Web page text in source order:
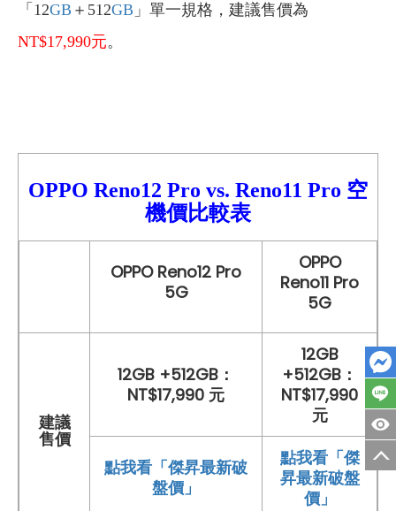
「 12GB ＋512GB 」單一規格，建議售價為
NT$17,990元。
OPPO Reno12 Pro vs. Reno11 Pro 空
機價比較表
OPPO Reno12 Pro
5G
OPPO
Reno11 Pro
5G
建議
售價
12GB +512GB：
NT$17,990 元
12GB
+512GB：
NT$17,990
元
點我看「傑昇最新破
盤價」
點我看「傑
昇最新破盤
價」